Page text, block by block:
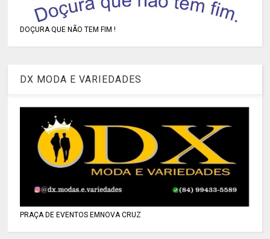
DOÇURA QUE NÃO TEM FIM !
DX MODA E VARIEDADES
PRAÇA DE EVENTOS EMNOVA CRUZ